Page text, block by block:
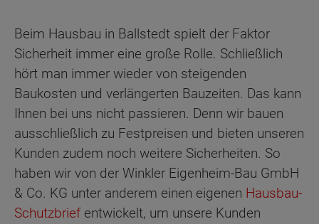
Beim Hausbau in Ballstedt spielt der Faktor
Sicherheit immer eine große Rolle. Schließlich
hört man immer wieder von steigenden
Baukosten und verlängerten Bauzeiten. Das kann
Ihnen bei uns nicht passieren. Denn wir bauen
ausschließlich zu Festpreisen und bieten unseren
Kunden zudem noch weitere Sicherheiten. So
haben wir von der Winkler Eigenheim-Bau GmbH
& Co. KG unter anderem einen eigenen Hausbau-
Schutzbriefentwickelt, um unsere Kunden